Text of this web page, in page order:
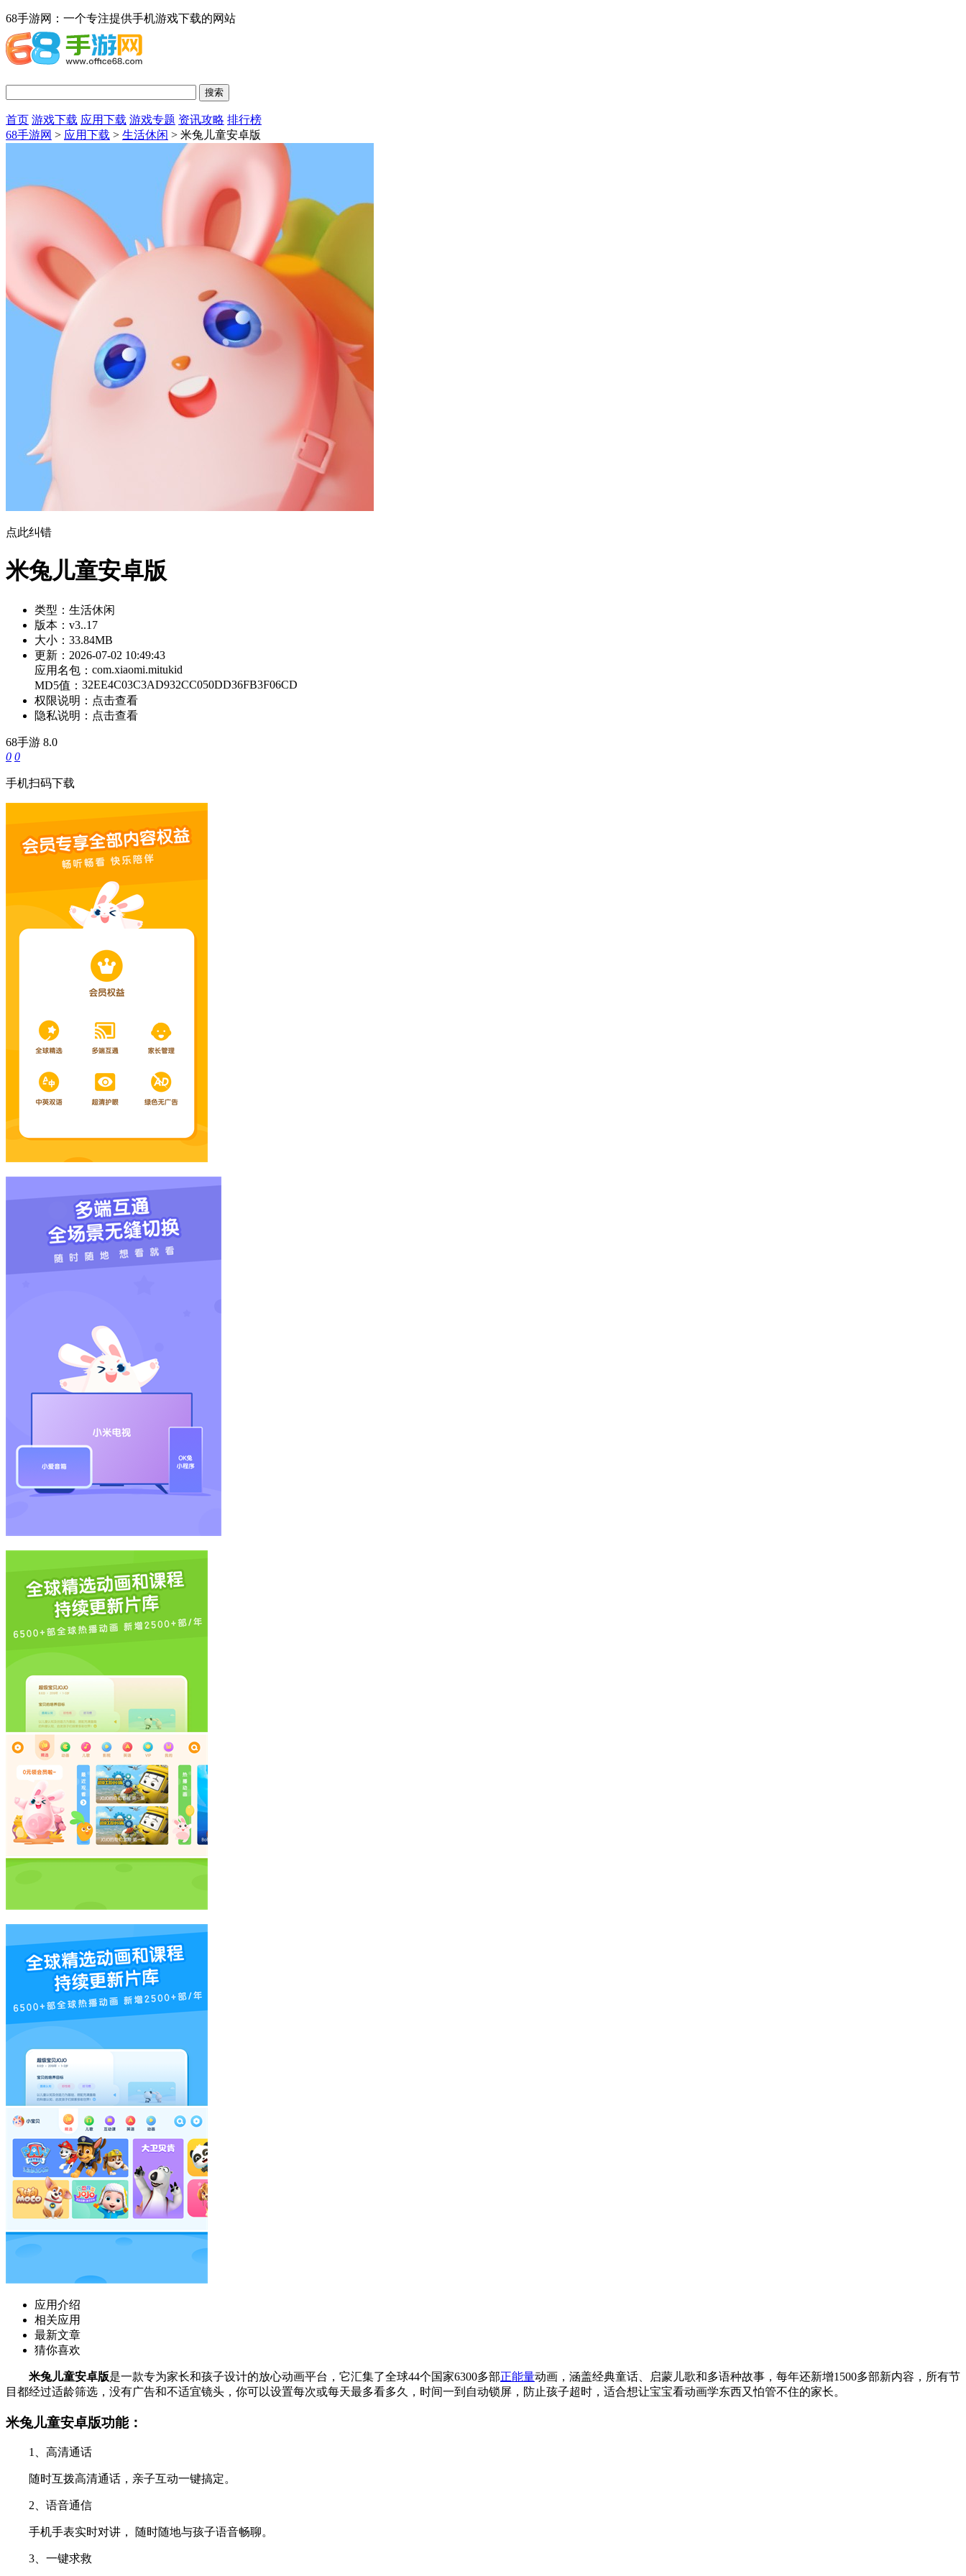
68手游网：一个专注提供手机游戏下载的网站
首页 游戏下载 应用下载 游戏专题 资讯攻略 排行榜
68手游网 > 应用下载 > 生活休闲 > 米兔儿童安卓版
点此纠错
米兔儿童安卓版
类型： 生活休闲
版本： v3..17
大小： 33.84MB
更新： 2026-07-02 10:49:43
应用名包： com.xiaomi.mitukid
MD5值： 32EE4C03C3AD932CC050DD36FB3F06CD
权限说明： 点击查看
隐私说明： 点击查看
68手游 8.0
0 0
手机扫码下载
应用介绍
相关应用
最新文章
猜你喜欢
米兔儿童安卓版是一款专为家长和孩子设计的放心动画平台，它汇集了全球44个国家6300多部正能量动画，涵盖经典童话、启蒙儿歌和多语种故事，每年还新增1500多部新内容，所有节
目都经过适龄筛选，没有广告和不适宜镜头，你可以设置每次或每天最多看多久，时间一到自动锁屏，防止孩子超时，适合想让宝宝看动画学东西又怕管不住的家长。
米兔儿童安卓版功能：
1、高清通话
随时互拨高清通话，亲子互动一键搞定。
2、语音通信
手机手表实时对讲， 随时随地与孩子语音畅聊。
3、一键求救